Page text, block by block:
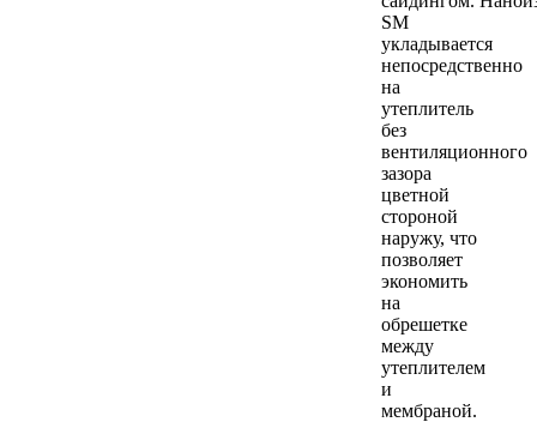
SM
укладывается
непосредственно
на
утеплитель
без
вентиляционного
зазора
цветной
стороной
наружу, что
позволяет
экономить
на
обрешетке
между
утеплителем
и
мембраной.